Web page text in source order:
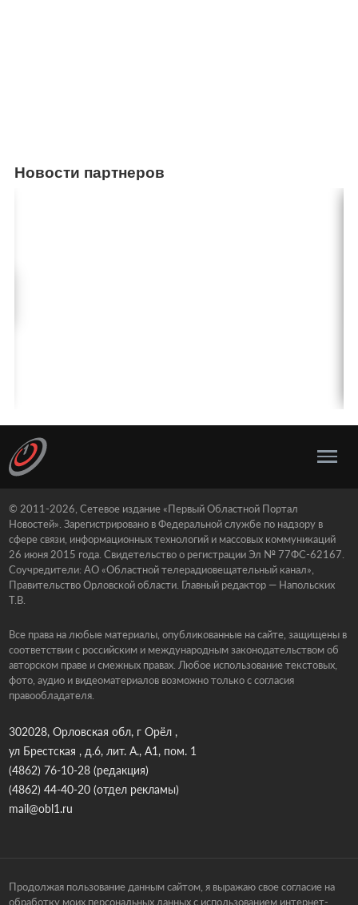
Новости партнеров
© 2011-2026, Сетевое издание «Первый Областной Портал
Новостей». Зарегистрировано в Федеральной службе по надзору в
сфере связи, информационных технологий и массовых коммуникаций
26 июня 2015 года. Свидетельство о регистрации Эл № 77ФС-62167.
Соучредители: АО «Областной телерадиовещательный канал»,
Правительство Орловской области. Главный редактор — Напольских
Т.В.
Все права на любые материалы, опубликованные на сайте, защищены в
соответствии с российским и международным законодательством об
авторском праве и смежных правах. Любое использование текстовых,
фото, аудио и видеоматериалов возможно только с согласия
правообладателя.
302028, Орловская обл, г Орёл ,
ул Брестская , д.6, лит. А., А1, пом. 1
(4862) 76-10-28(редакция)
(4862) 44-40-20(отдел рекламы)
mail@obl1.ru
Продолжая пользование данным сайтом, я выражаю свое согласие на
обработку моих персональных данных с использованием интернет-